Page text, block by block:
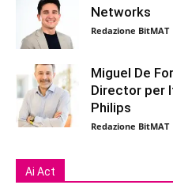
Networks
Redazione BitMAT
Miguel De
Director per
Philips
Redazione BitMAT
Ai Act